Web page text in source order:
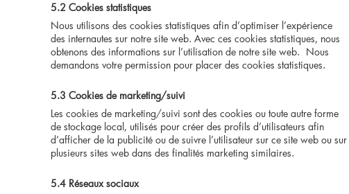
5.2 Cookies statistiques
Nous utilisons des cookies statistiques afin d’optimiser l’expérience
des internautes sur notre site web. Avec ces cookies statistiques, nous
obtenons des informations sur l’utilisation de notre site web. Nous
demandons votre permission pour placer des cookies statistiques.
5.3 Cookies de marketing/suivi
Les cookies de marketing/suivi sont des cookies ou toute autre forme
de stockage local, utilisés pour créer des profils d’utilisateurs afin
d’afficher de la publicité ou de suivre l’utilisateur sur ce site web ou sur
plusieurs sites web dans des finalités marketing similaires.
5.4 Réseaux sociaux